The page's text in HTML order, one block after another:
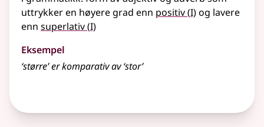
uttrykker en høyere grad enn positiv(1
I)og lavere
enn superlativ(1
I)
Eksempel
‘større’ erkomparativav ‘stor’